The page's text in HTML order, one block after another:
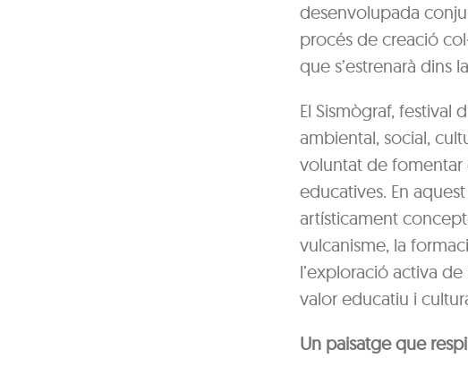
desenvolupada
procés de creació
que s’estrenarà dins
El Sismògraf, festival
ambiental, social,
voluntat de fomentar
educatives. En
artísticament
vulcanisme, la
l’exploració activa
valor educatiu i
Un paisatge que